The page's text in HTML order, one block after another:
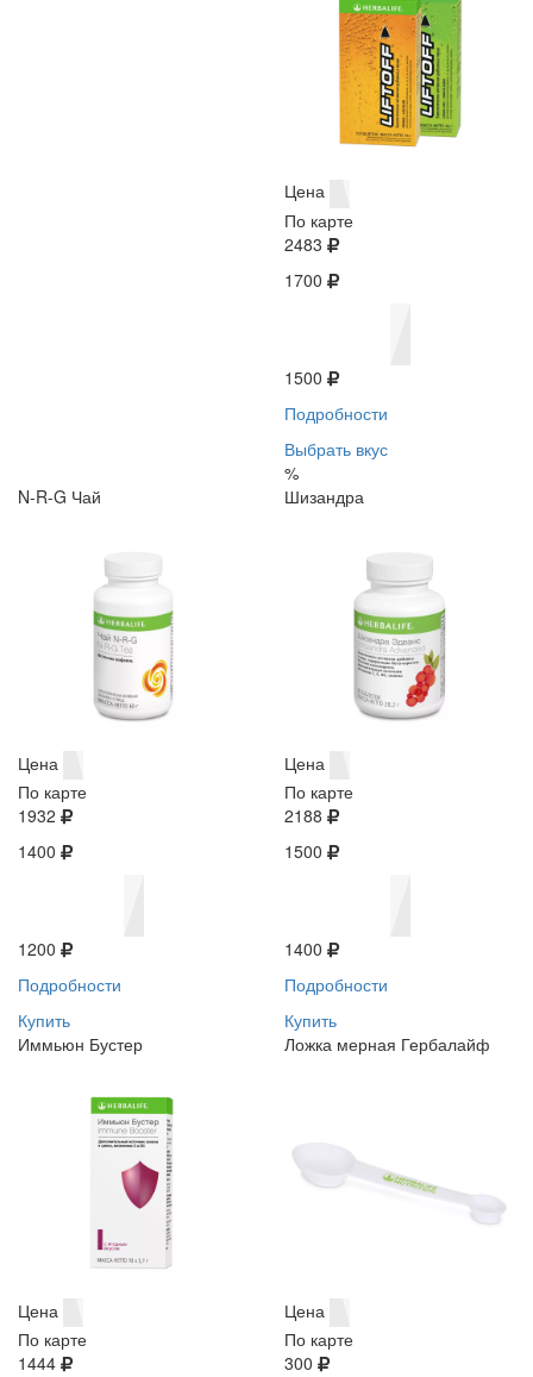
Цена
По карте
2483
1700
1500
Подробности
Выбрать вкус
%
N-R-G Чай
Цена
По карте
1932
1400
1200
Подробности
Купить
Шизандра
Цена
По карте
2188
1500
1400
Подробности
Купить
Иммьюн Бустер
Цена
По карте
1444
Ложка мерная Гербалайф
Цена
По карте
300